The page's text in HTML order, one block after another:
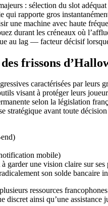
: sélection du slot
rapporte gros
machine avec haute
durant les créneaux où
au lag — facteur décisif
frissons
caractérisées par leurs
visant à protéger leurs
selon la législation
stratégique avant toute
mobile)
garder une vision claire sur
son solde bancaire
ressources
ainsi qu’une